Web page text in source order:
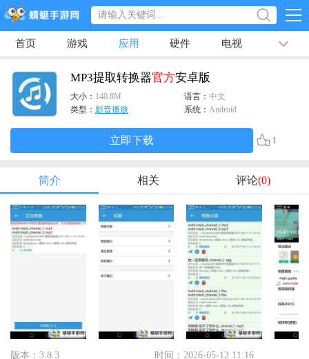
首页 游戏 应用 硬件 电视 排行榜
MP3提取转换器官方安卓版
大小： 140.8M 语言： 中文
类型： 影音播放 系统： Android
立即下载 1
简介 相关 评论(0)
版本：3.8.3 时间：2026-05-12 11:16